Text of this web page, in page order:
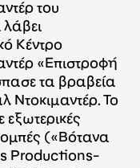
του
λάβει
Κέντρο
«Επιστροφή
τα βραβεία
Ντοκιμαντέρ. Το
εξωτερικές
(«Βότανα
Productions-